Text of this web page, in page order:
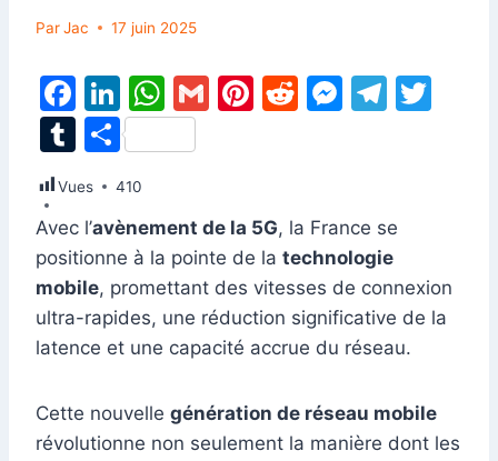
ParJac 17 juin 2025
F
a
c
e
b
o
o
k
Li
n
k
e
dI
n
W
h
at
A
p
p
G
Pi
st
R
t
M
e
n
g
er
T
a
m
T
m
bl
r
P
ar
ta
g
er
Vues 410
Avec l’avènement de la 5G, la France se
positionne à la pointe de la technologie
mobile, promettant des vitesses de connexion
ultra-rapides, une réduction significative de la
latence et une capacité accrue du réseau.
Cette nouvelle génération de réseau mobile
révolutionne non seulement la manière dont les